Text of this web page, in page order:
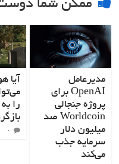
ممکن شما
مدیرعامل
OpenAI برای
پروژه جنجالی
Worldcoin صد
میلیون دلار
سرمایه جذب
می‌کند
آیا
را
۰